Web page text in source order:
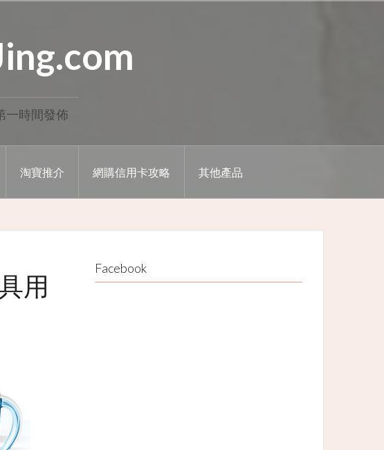
一時間發佈
淘寶推介 網購信用卡攻略 其他產品
用
Facebook